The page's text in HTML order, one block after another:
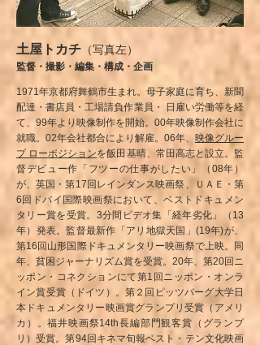
監督・撮影・編集・構成・企画
土屋トカチ （写真左）
1971年京都府舞鶴市生まれ。母子家庭に育ち、新聞
配達・書店員・工場請負作業員・ 日雇い労働等を経
て、99年より映像制作を開始。00年映像制作会社に
就職。02年会社都合により解雇。06年、 映像グルー
プ ローポジションを飯田基晴、常田高志と設立。監
督デビュー作「フツーの仕事がしたい」（08年）
が、英国・第17回レインダンス映画祭、ＵＡＥ・第
6回ドバイ国際映画祭において、ベストドキュメン
タリー賞を受賞。3分間ビデオ集「経年劣化」（13
年）発表。監督最新作「アリ地獄天国」(19年)が、
第16回山形国際ドキュメンタリー映画祭で上映。同
年、貧困ジャーナリズム賞を受賞。20年、第20回ニ
ッポン・コネクションにて第1回ニッポン・オンラ
イン賞受賞（ドイツ）。第２回ピッツバーグ大学日
本ドキュメンタリー映画賞グランプリ受賞（アメリ
カ）。福井映画祭14th長編部門観客賞（グランプ
リ）受賞。第94回キネマ旬報ベスト・テン文化映画